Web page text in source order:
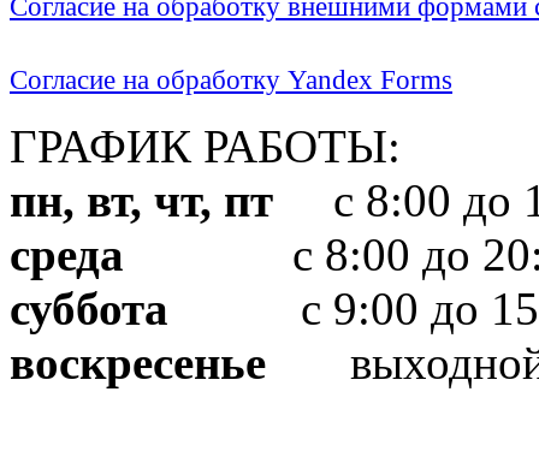
Согласие на обработку внешними формами
Согласие на обработку Yandex Forms
ГРАФИК РАБОТЫ:
пн, вт, чт, пт с 8:00 до
среда с 8:00 до
суббота с 9:00 до
воскресенье